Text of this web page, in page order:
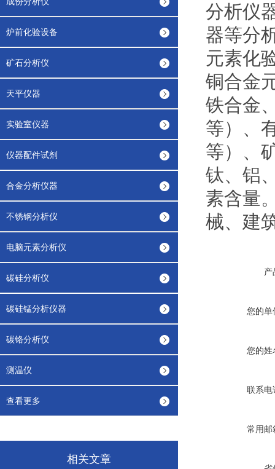
炉前化验设备
矿石分析仪
天平仪器
实验室仪器
仪器配件试剂
合金分析仪器
不锈钢分析仪
电脑元素分析仪
碳硅分析仪
碳硅锰分析仪器
碳铬分析仪
测温仪
查看更多
相关文章
分析仪
器等分
元素化
铜合金
铁合金
等）、
等）、
钛、铝
素含量
械、建
产
您的单
您的姓
联系电
常用邮